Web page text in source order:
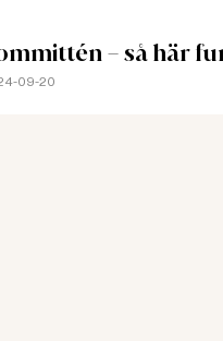
– så här
09-20